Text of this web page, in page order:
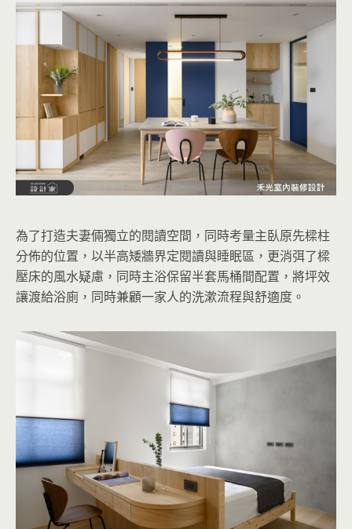
為了打造夫妻倆獨立的閱讀空間，同時考量主臥原先樑柱
分佈的位置，以半高矮牆界定閱讀與睡眠區，更消弭了樑
壓床的風水疑慮，同時主浴保留半套馬桶間配置，將坪效
讓渡給浴廁，同時兼顧一家人的洗漱流程與舒適度。